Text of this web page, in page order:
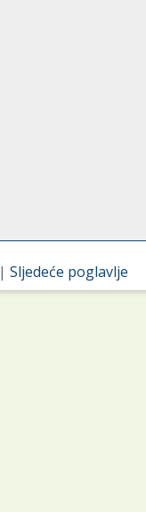
|Sljedeće poglavlje